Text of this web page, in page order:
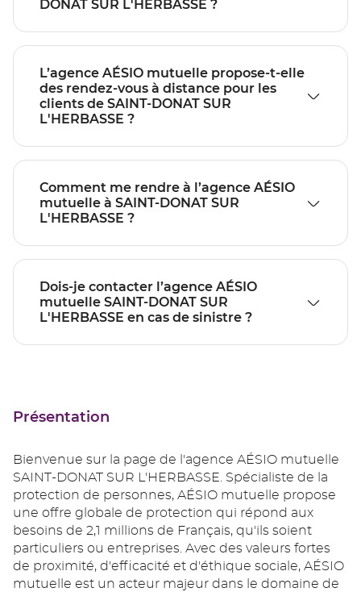
DONAT SUR L'HERBASSE ?
L’agence AÉSIO mutuelle propose-t-elle
des rendez-vous à distance pour les
clients de SAINT-DONAT SUR
L'HERBASSE ?
Comment me rendre à l’agence AÉSIO
mutuelle à SAINT-DONAT SUR
L'HERBASSE ?
Dois-je contacter l’agence AÉSIO
mutuelle SAINT-DONAT SUR
L'HERBASSE en cas de sinistre ?
Présentation
Bienvenue sur la page de l'agence AÉSIO mutuelle
SAINT-DONAT SUR L'HERBASSE. Spécialiste de la
protection de personnes, AÉSIO mutuelle propose
une offre globale de protection qui répond aux
besoins de 2,1 millions de Français, qu'ils soient
particuliers ou entreprises. Avec des valeurs fortes
de proximité, d'efficacité et d'éthique sociale, AÉSIO
mutuelle est un acteur majeur dans le domaine de